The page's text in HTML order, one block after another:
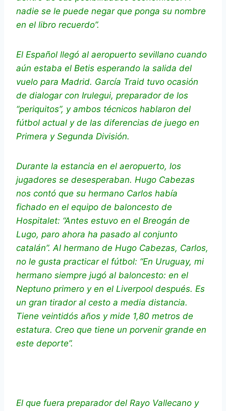
nadie se le puede negar que ponga su nombre
en el libro recuerdo”.
El Español llegó al aeropuerto sevillano cuando
aún estaba el Betis esperando la salida del
vuelo para Madrid. García Traid tuvo ocasión
de dialogar con Irulegui, preparador de los
“periquitos”, y ambos técnicos hablaron del
fútbol actual y de las diferencias de juego en
Primera y Segunda División.
Durante la estancia en el aeropuerto, los
jugadores se desesperaban. Hugo Cabezas
nos contó que su hermano Carlos había
fichado en el equipo de baloncesto de
Hospitalet: “Antes estuvo en el Breogán de
Lugo, paro ahora ha pasado al conjunto
catalán”. Al hermano de Hugo Cabezas, Carlos,
no le gusta practicar el fútbol: “En Uruguay, mi
hermano siempre jugó al baloncesto: en el
Neptuno primero y en el Liverpool después. Es
un gran tirador al cesto a media distancia.
Tiene veintidós años y mide 1,80 metros de
estatura. Creo que tiene un porvenir grande en
este deporte”.
El que fuera preparador del Rayo Vallecano y